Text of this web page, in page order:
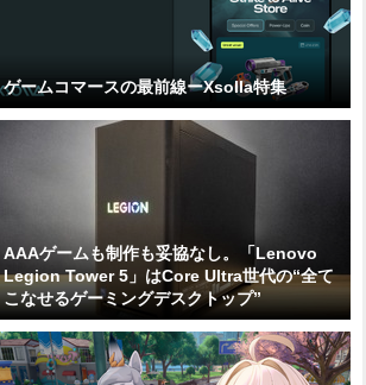
ゲームコマースの最前線ーXsolla特集
AAAゲームも制作も妥協なし。「Lenovo
Legion Tower 5」はCore Ultra世代の“全て
こなせるゲーミングデスクトップ”